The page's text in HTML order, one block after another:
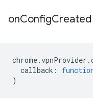
onConfigCreated
chrome.vpnProvider .
callback :
)